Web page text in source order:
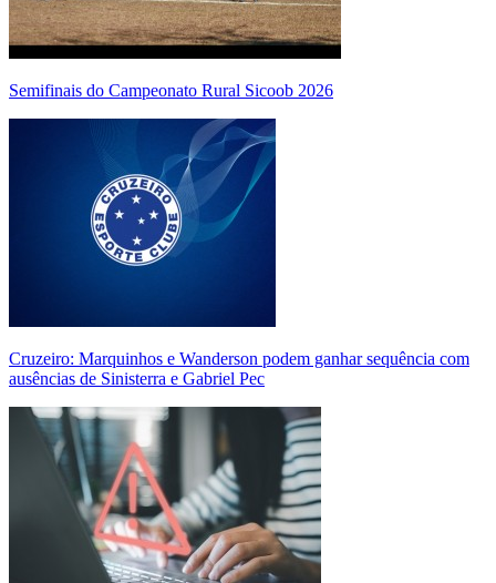
Semifinais do Campeonato Rural Sicoob 2026
Cruzeiro: Marquinhos e Wanderson podem ganhar sequência com
ausências de Sinisterra e Gabriel Pec